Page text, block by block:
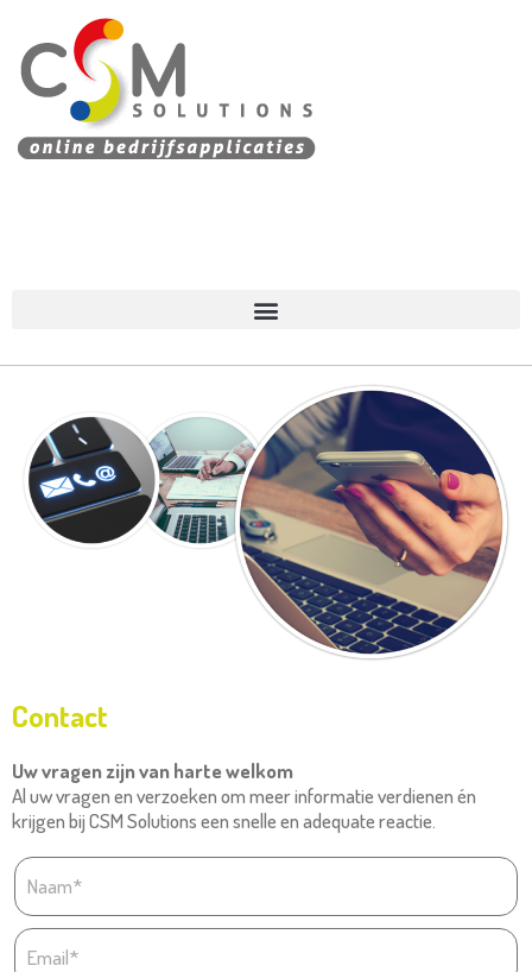
Contact
Uw vragen zijn van harte welkom
Al uw vragen en verzoeken om meer informatie verdienen én
krijgen bij CSM Solutions een snelle en adequate reactie.